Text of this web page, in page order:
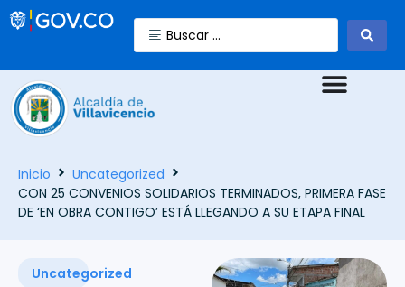
Inicio
Uncategorized
CON 25 CONVENIOS SOLIDARIOS TERMINADOS, PRIMERA FASE
DE ‘EN OBRA CONTIGO’ ESTÁ LLEGANDO A SU ETAPA FINAL
Uncategorized